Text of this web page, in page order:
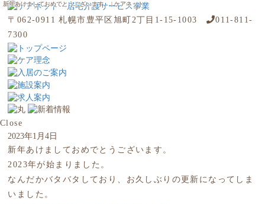
新年あけましておめでとうございます。 | ケアネット
〒062-0911 札幌市豊平区旭町2丁目1-15-1003
011-811-
7300
Close
2023年1月4日
新年あけましておめでとうございます。
2023年が始まりました。
なんだかバタバタしており、お久しぶりの更新になってしま
いました。